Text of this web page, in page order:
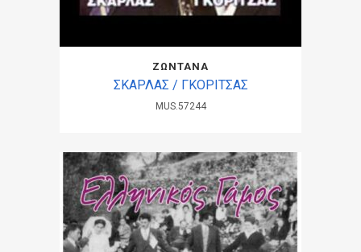
ΖΩΝΤΑΝΑ
ΣΚΑΡΛΑΣ / ΓΚΟΡΙΤΣΑΣ
MUS.57244